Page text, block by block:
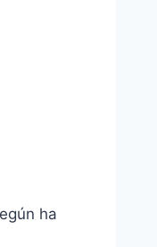
ha